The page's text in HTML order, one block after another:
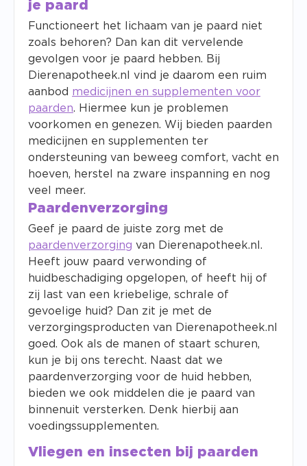
je paard
Functioneert het lichaam van je paard niet
zoals behoren? Dan kan dit vervelende
gevolgen voor je paard hebben. Bij
Dierenapotheek.nl vind je daarom een ruim
aanbod medicijnen en supplementen voor
paarden. Hiermee kun je problemen
voorkomen en genezen. Wij bieden paarden
medicijnen en supplementen ter
ondersteuning van beweeg comfort, vacht en
hoeven, herstel na zware inspanning en nog
veel meer.
Paardenverzorging
Geef je paard de juiste zorg met de
paardenverzorging van Dierenapotheek.nl.
Heeft jouw paard verwonding of
huidbeschadiging opgelopen, of heeft hij of
zij last van een kriebelige, schrale of
gevoelige huid? Dan zit je met de
verzorgingsproducten van Dierenapotheek.nl
goed. Ook als de manen of staart schuren,
kun je bij ons terecht. Naast dat we
paardenverzorging voor de huid hebben,
bieden we ook middelen die je paard van
binnenuit versterken. Denk hierbij aan
voedingssupplementen.
Vliegen en insecten bij paarden